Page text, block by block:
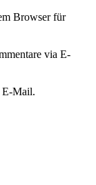
Browser für
via E-
E-Mail.